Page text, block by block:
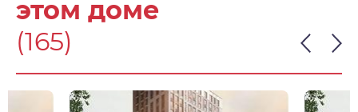
этом доме
(165)